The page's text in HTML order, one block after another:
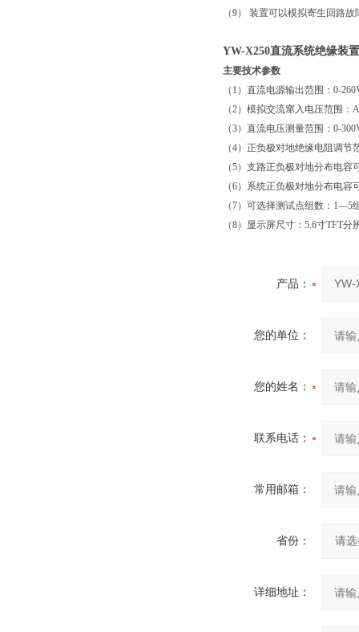
（9） 装置可以模拟寄生回路故
YW-X250直流系统绝缘装
主要技术参数
（1）直流电源输出范围：0-
（2）模拟交流窜入电压范围：
（3）直流电压测量范围：0-
（4）正负极对地绝缘电阻调
（5）支路正负极对地分布电
（6）系统正负极对地分布电
（7）可选择测试点组数：
（8）显示屏尺寸：5.6寸TFT分
产品：
您的单位：
您的姓名：
联系电话：
常用邮箱：
省份：
详细地址：